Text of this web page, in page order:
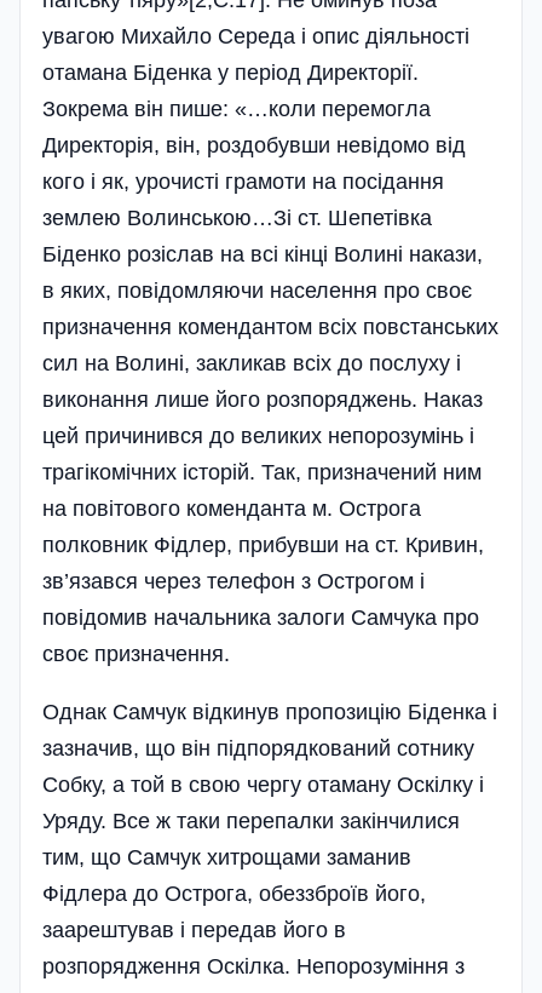
увагою Михайло Середа і опис діяльності
отамана Біденка у період Директорії.
Зокрема він пише: «…коли перемогла
Директорія, він, роздобувши невідомо від
кого і як, урочисті грамоти на посідання
землею Волинською…Зі ст. Шепетівка
Біденко розіслав на всі кінці Волині накази,
в яких, повідомляючи населення про своє
призначення комендантом всіх повстанських
сил на Волині, закликав всіх до послуху і
виконання лише його розпоряджень. Наказ
цей причинився до великих непорозумінь і
трагікомічних історій. Так, призначений ним
на повітового коменданта м. Острога
полковник Фідлер, прибувши на ст. Кривин,
зв’язався через телефон з Острогом і
повідомив начальника залоги Самчука про
своє призначення.
Однак Самчук відкинув пропозицію Біденка і
зазначив, що він підпорядкований сотнику
Собку, а той в свою чергу отаману Оскілку і
Уряду. Все ж таки перепалки закінчилися
тим, що Самчук хитрощами заманив
Фідлера до Острога, обеззброїв його,
заарештував і передав його в
розпорядження Оскілка. Непорозуміння з